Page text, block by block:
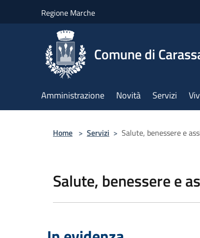
Regione Marche
Comune di
Amministrazione Novità Servizi
Home > Servizi > Salute, benessere e
Salute, benessere e